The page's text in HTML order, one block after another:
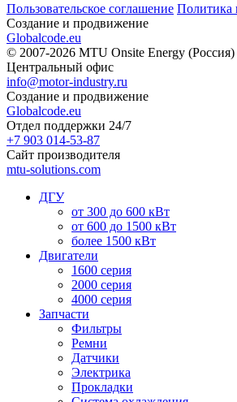
Пользовательское соглашение Политика
Создание и продвижение
Globalcode.eu
© 2007-2026 MTU Onsite Energy (Россия)
Центральный офис
info@motor-industry.ru
Создание и продвижение
Globalcode.eu
Отдел поддержки 24/7
+7 903 014-53-87
Сайт производителя
mtu-solutions.com
ДГУ
от 300 до 600 кВт
от 600 до 1500 кВт
более 1500 кВт
Двигатели
1600 серия
2000 серия
4000 серия
Запчасти
Фильтры
Ремни
Датчики
Электрика
Прокладки